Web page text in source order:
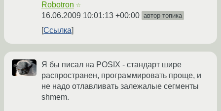
Robotron ☆
16.06.2009 10:01:13 +00:00 автор топика
Ссылка
Я бы писал на POSIX - стандарт шире
распространен, программировать проще, и
не надо отлавливать залежалые сегменты
shmem.